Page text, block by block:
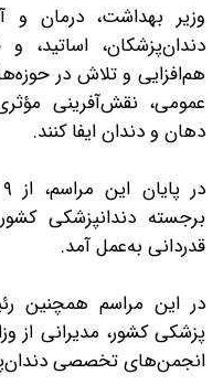
وزیر بهداشت، درمان و
دندان‌پزشکان،
هم‌افزایی و تلاش در
عمومی، نقش‌آفرینی
دهان و دندان ایفا کنند.
برجسته دندانپزشکی
قدردانی به‌عمل آمد.
در این مراسم همچنین
پزشکی کشور، مدیرانی از
انجمن‌های تخصصی